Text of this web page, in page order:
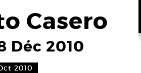
Casero
Déc 2010
2010